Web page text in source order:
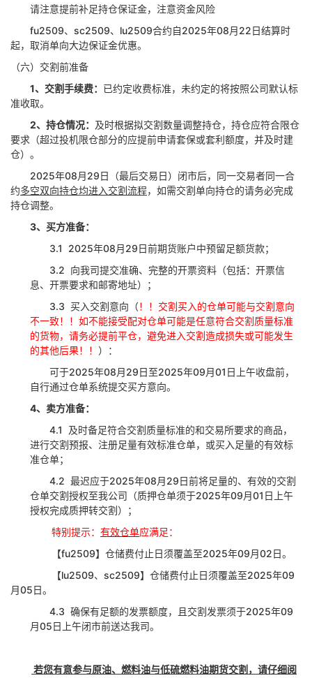
请注意提前补足持仓保证金，注意资金风险
fu2509、sc2509、lu2509合约自2025年08月22日结算时
起，取消单向大边保证金优惠。
（六）交割前准备
1、 交割手续费： 已约定收费标准，未约定的将按照公司默认标
准收取。
2、 持仓情况： 及时根据拟交割数量调整持仓，持仓应符合限仓
要求（超过投机限仓部分的应提前申请套保或套利额度，并及时建
仓）。
2025年08月29日（最后交易日）闭市后，同一交易者同一合
约多空双向持仓均进入交割流程，如需交割单向持仓的请务必完成
持仓调整。
3、 买方准备：
3.1 2025年08月29日前期货账户中预留足额货款；
3.2 向我司提交准确、完整的开票资料（包括：开票信
息、开票要求和邮寄地址）；
3.3 买入交割意向（！！交割买入的仓单可能与交割意向
不一致！！如不能接受配对仓单可能是任意符合交割质量标准
的货物，请务必提前平仓，避免进入交割造成损失或可能发生
的其他后果！！ ）：
可于2025年08月29日至2025年09月01日上午收盘前，
自行通过仓单系统提交买方意向。
4、卖方准备：
4.1 及时备足符合交割质量标准的和交易所要求的商品，
进行交割预报、注册足量有效标准仓单，或买入足量的有效标
准仓单；
4.2 最迟应于2025年08月29日前将足量的、有效的交割
仓单交割授权至我公司（质押仓单须于2025年09月01日上午
授权完成质押转交割）；
特别提示： 有效仓单应满足：
【fu2509】仓储费付止日须覆盖至2025年09月02日。
【lu2509、sc2509】仓储费付止日须覆盖至2025年09
月05日。
4.3 确保有足额的发票额度，且交割发票须于2025年09
月05日上午闭市前送达我司。
若您有意参与原油、燃料油与低硫燃料油期货交割，请仔细阅